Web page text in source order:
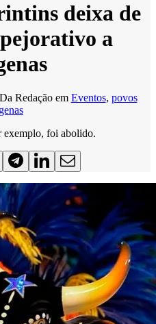
deixa de
a
Da Redação em Eventos, povos
exemplo, foi abolido.